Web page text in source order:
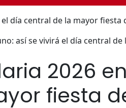
así se vivirá el día central
2026
fiesta